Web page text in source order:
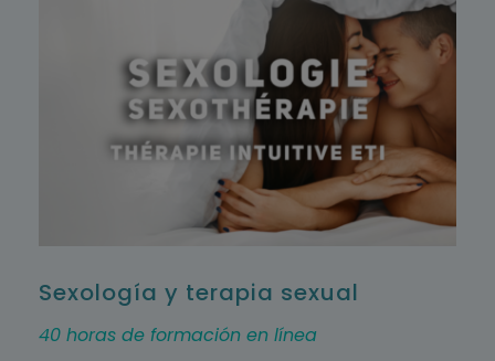
Sexología y terapia sexual
40 horas de formación en línea